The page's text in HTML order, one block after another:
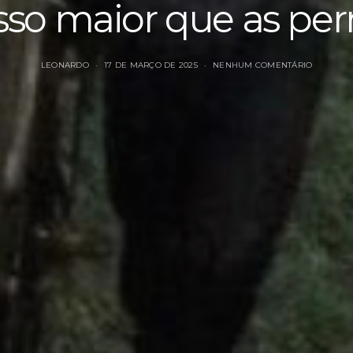
maior que as
LEONARDO 17 DE MARÇO DE 2025 NENHUM COMENTÁRIO